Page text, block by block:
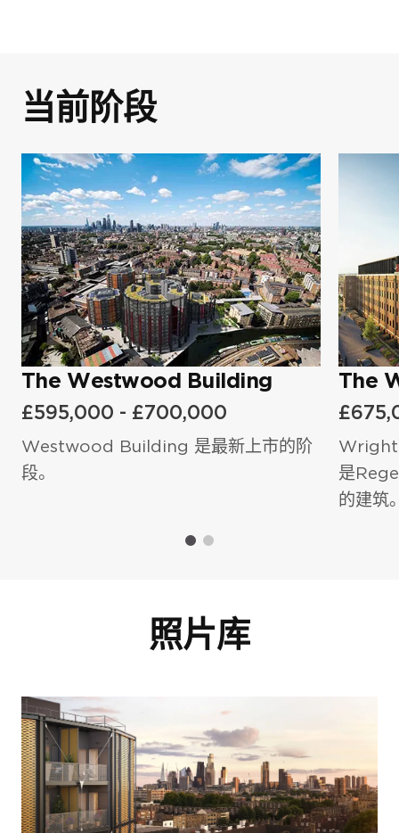
電郵*
電話號碼*
留言
电子邮件*
电话号码
我想在英國購買房產。
留言
服務條款。
当前阶段
The Westwood Building
£595,000 - £700,000
Westwood Building 是最新上市的阶
段。
The
Wright
是
的建筑
照片库
電子郵件*
电话号码*
我同意隱私權政策和服務條款.